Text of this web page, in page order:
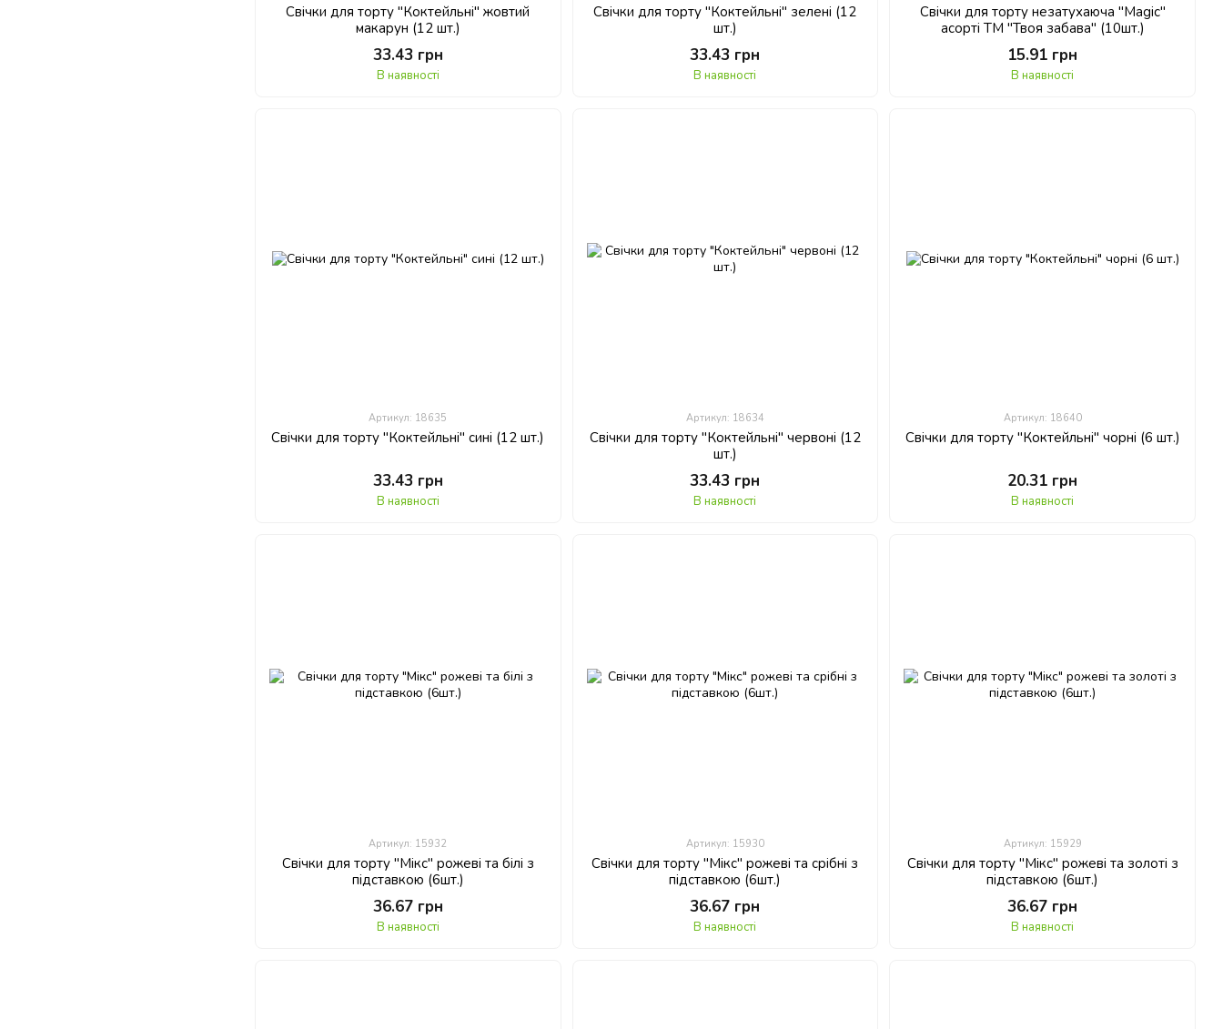
Свічки для торту "Коктейльні" жовтий
макарун (12 шт.)
33.43 грн
В наявності
Свічки для торту "Коктейльні" зелені (12
шт.)
33.43 грн
В наявності
Свічки для торту незатухаюча "Magic"
асорті ТМ "Твоя забава" (10шт.)
15.91 грн
В наявності
Артикул: 18635
Свічки для торту "Коктейльні" сині (12 шт.)
33.43 грн
В наявності
Артикул: 18634
Свічки для торту "Коктейльні" червоні (12
шт.)
33.43 грн
В наявності
Артикул: 18640
Свічки для торту "Коктейльні" чорні (6 шт.)
20.31 грн
В наявності
Артикул: 15932
Свічки для торту "Мікс" рожеві та білі з
підставкою (6шт.)
36.67 грн
В наявності
Артикул: 15930
Свічки для торту "Мікс" рожеві та срібні з
підставкою (6шт.)
36.67 грн
В наявності
Артикул: 15929
Свічки для торту "Мікс" рожеві та золоті з
підставкою (6шт.)
36.67 грн
В наявності